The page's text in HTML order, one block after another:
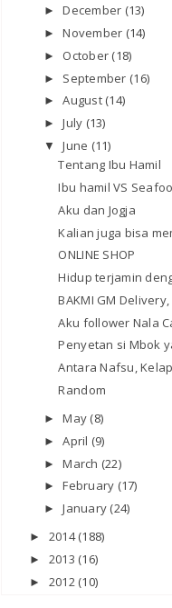
►December (13)
►November (14)
► October (18)
► September (16)
►August (14)
►July (13)
▼June (11)
Tentang Ibu Hamil
Ibu hamil VS
Aku dan Jogja
Kalian juga bisa
ONLINE SHOP
Hidup terjamin
BAKMI GM
Aku follower Nala
Penyetan si Mbok
Antara Nafsu,
Random
►May (8)
►April (9)
►March (22)
►February (17)
►January (24)
► 2014(188)
► 2013 (16)
► 2012 (10)